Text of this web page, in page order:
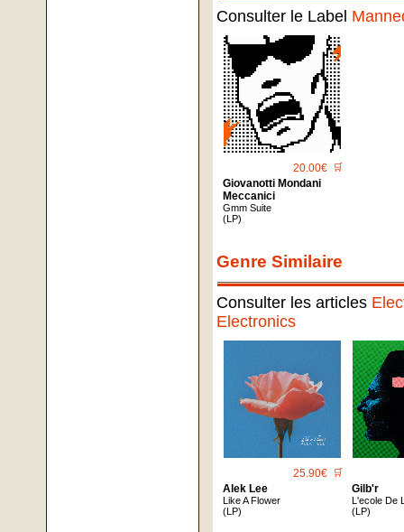
Consulter le Label
20.00€ 🛒
Giovanotti Mondani
Meccanici
Gmm Suite
(LP)
Genre Similaire
Consulter les articles
Electronics
25.90€ 🛒
Alek Lee
Like A Flower
(LP)
Gilb'r
L'ecole De
(LP)